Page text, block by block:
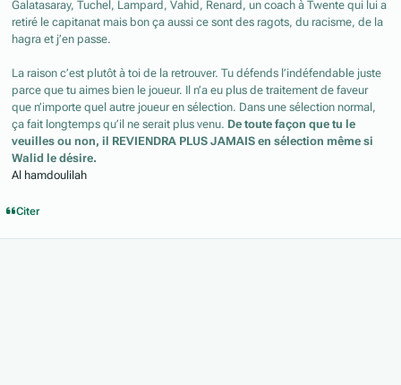
Galatasaray, Tuchel, Lampard, Vahid, Renard, un coach à Twente qui lui a
retiré le capitanat mais bon ça aussi ce sont des ragots, du racisme, de la
hagra et j’en passe.
La raison c’est plutôt à toi de la retrouver. Tu défends l’indéfendable juste
parce que tu aimes bien le joueur. Il n’a eu plus de traitement de faveur
que n’importe quel autre joueur en sélection. Dans une sélection normal,
ça fait longtemps qu’il ne serait plus venu. De toute façon que tu le
veuilles ou non, il REVIENDRA PLUS JAMAIS en sélection même si
Walid le désire.
Al hamdoulilah
Citer